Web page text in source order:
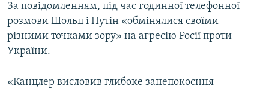
Усі сайти RFE/RL
За повідомленням, під час годинної телефонної
розмови Шольц і Путін «обмінялися своїми
різними точками зору» на агресію Росії проти
України.
«Канцлер висловив глибоке занепокоєння